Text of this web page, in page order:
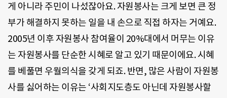
게 아니라 주민이 나섰잖아요. 자원봉사는 크게 보면 큰 정
부가 해결하지 못하는 일을 내 손으로 직접 하자는 거예요.
2005년 이후 자원봉사 참여율이 20%대에서 머무는 이유
는 자원봉사를 단순한 시혜로 알고 있기 때문이에요. 시혜
를 베풀면 우월의식을 갖게 되죠. 반면, 많은 사람이 자원봉
사를 싫어하는 이유는 ‘사회지도층도 아닌데 자원봉사할